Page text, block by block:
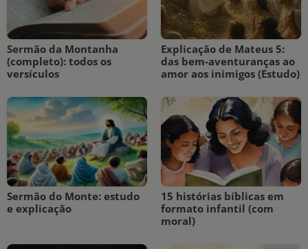
Sermão da Montanha
(completo): todos os
versículos
Explicação de Mateus 5:
das bem-aventuranças ao
amor aos inimigos (Estudo)
Sermão do Monte: estudo
e explicação
15 histórias bíblicas em
formato infantil (com
moral)